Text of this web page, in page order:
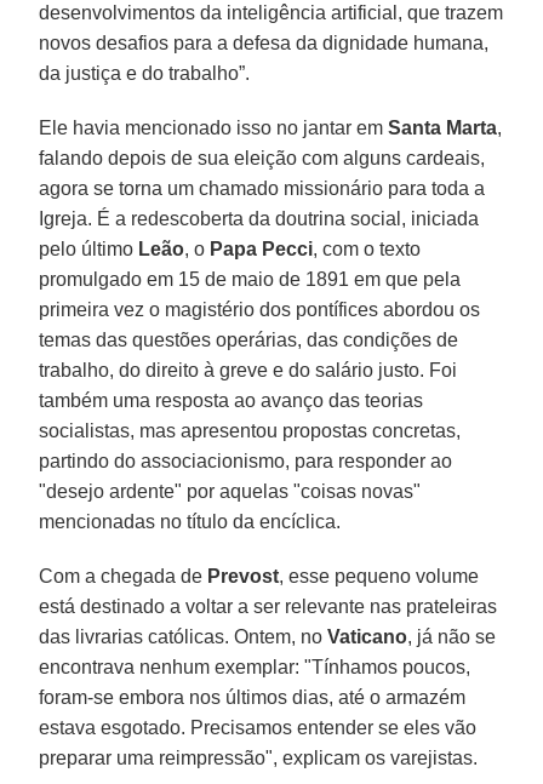
desenvolvimentos da inteligência artificial, que trazem
novos desafios para a defesa da dignidade humana,
da justiça e do trabalho”.
Ele havia mencionado isso no jantar emSanta Marta,
falando depois de sua eleição com alguns cardeais,
agora se torna um chamado missionário para toda a
Igreja. É a redescoberta da doutrina social, iniciada
pelo último Leão, o Papa Pecci, com o texto
promulgado em 15 de maio de 1891 em que pela
primeira vez o magistério dos pontífices abordou os
temas das questões operárias, das condições de
trabalho, do direito à greve e do salário justo. Foi
também uma resposta ao avanço das teorias
socialistas, mas apresentou propostas concretas,
partindo do associacionismo, para responder ao
"desejo ardente" por aquelas "coisas novas"
mencionadas no título da encíclica.
Com a chegada de Prevost, esse pequeno volume
está destinado a voltar a ser relevante nas prateleiras
das livrarias católicas. Ontem, noVaticano, já não se
encontrava nenhum exemplar: "Tínhamos poucos,
foram-se embora nos últimos dias, até o armazém
estava esgotado. Precisamos entender se eles vão
preparar uma reimpressão", explicam os varejistas.